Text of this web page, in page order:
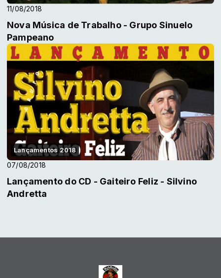
11/08/2018
Nova Música de Trabalho - Grupo Sinuelo
Pampeano
Lançamentos 2018
07/08/2018
Lançamento do CD - Gaiteiro Feliz - Silvino
Andretta